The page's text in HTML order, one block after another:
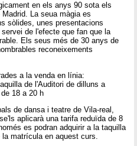
en els anys 90 sota els
La seua màgia es
sòlides, unes presentacions
de l'efecte que fan que la
Els seus més de 30 anys de
reconeixements
a la venda en línia:
de l'Auditori de dilluns a
18 a 20 h
de dansa i teatre de Vila-real,
aplicarà una tarifa reduïda de 8
es podran adquirir a la taquilla
matrícula en aquest curs.